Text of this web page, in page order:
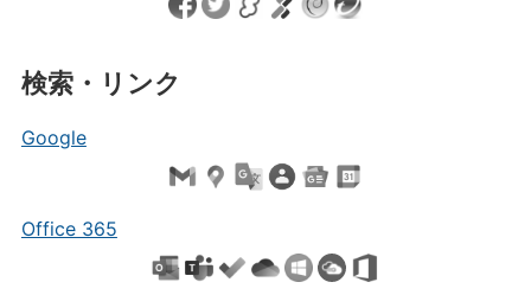
検索・リンク
Google
Office 365